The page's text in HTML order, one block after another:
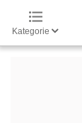
Kategorie